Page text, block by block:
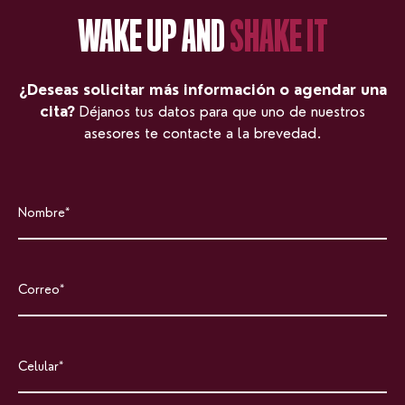
WAKE UP ANDSHAKE IT
¿Deseas solicitar más información o agendar una
cita? Déjanos tus datos para que uno de nuestros
asesores te contacte a la brevedad.